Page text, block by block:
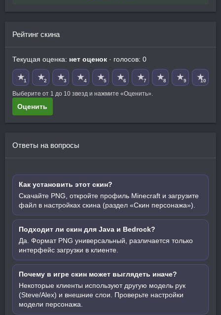
Рейтинг скина
Текущая оценка: нет оценок · голосов: 0
★1 ★2 ★3 ★4 ★5 ★6 ★7 ★8 ★9 ★10
Выберите от 1 до 10 звезд и нажмите «Оценить».
Оценить
Ответы на вопросы
Как установить этот скин?
Скачайте PNG, откройте профиль Minecraft и загрузите
файл в настройках скина (раздел «Скин персонажа»).
Подходит ли скин для Java и Bedrock?
Да. Формат PNG универсальный, различается только
интерфейс загрузки в клиенте.
Почему в игре скин может выглядеть иначе?
Некоторые клиенты используют другую модель рук
(Steve/Alex) и внешние слои. Проверьте настройки
модели персонажа.